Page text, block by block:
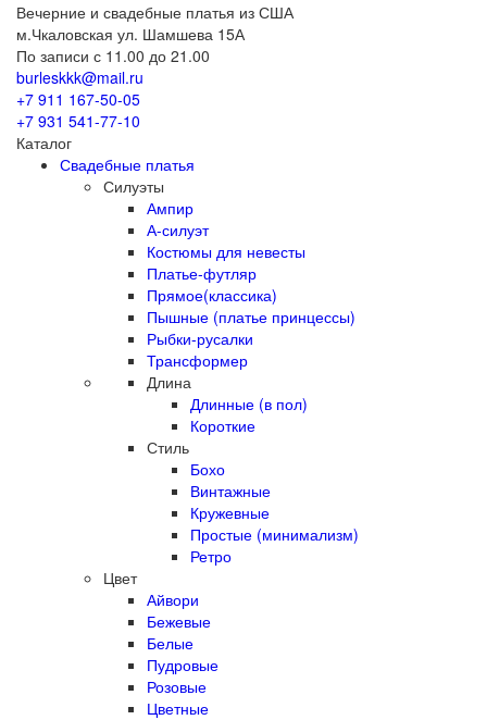
Вечерние и свадебные платья из США
м.Чкаловская ул. Шамшева 15А
По записи с 11.00 до 21.00
burleskkk@mail.ru
+7 911 167-50-05
+7 931 541-77-10
Каталог
Свадебные платья
Силуэты
Ампир
А-силуэт
Костюмы для невесты
Платье-футляр
Прямое(классика)
Пышные (платье принцессы)
Рыбки-русалки
Трансформер
Длина
Длинные (в пол)
Короткие
Стиль
Бохо
Винтажные
Кружевные
Простые (минимализм)
Ретро
Цвет
Айвори
Бежевые
Белые
Пудровые
Розовые
Цветные